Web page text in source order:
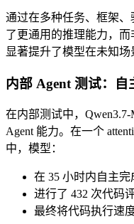
通过在多种任务、框架
了更通用的推理能力，
显著提升了模型在未知场
内部 Agent 测试：自
在内部测试中，
Agent 能力。在一个
中，模型：
在 35 小时内自主完
进行了 432 次代码
最终将代码执行速